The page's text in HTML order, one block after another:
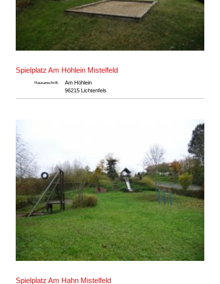
Spielplatz Am Höhlein Mistelfeld
Hausanschrift:
Am Höhlein
96215 Lichtenfels
Spielplatz Am Hahn Mistelfeld